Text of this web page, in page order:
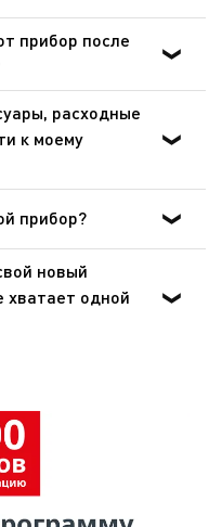
прибор после
которые
переработке.
сбора отходов.
расходные
к моему
«Аксессуары» веб-
вам нужно для вашего
прибор?
в разделе
новый
хватает одной